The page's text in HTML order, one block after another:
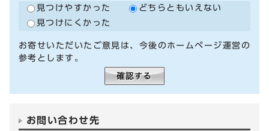
見つけやすかった
どちらともいえない
見つけにくかった
お寄せいただいたご意見は、今後のホームページ運営の
参考とします。
お問い合わせ先